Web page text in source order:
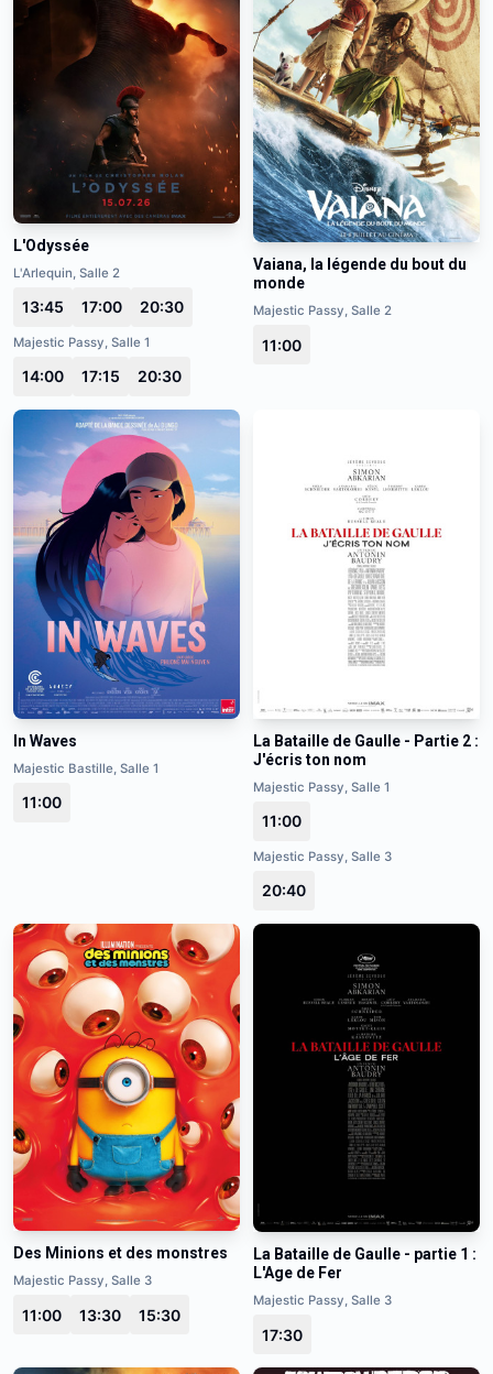
L'Odyssée
L'Arlequin, Salle 2
13:45 17:00 20:30
Majestic Passy, Salle 1
14:00 17:15 20:30
Vaiana, la légende du bout du
monde
Majestic Passy, Salle 2
11:00
In Waves
Majestic Bastille, Salle 1
11:00
La Bataille de Gaulle - Partie 2 :
J'écris ton nom
Majestic Passy, Salle 1
11:00
Majestic Passy, Salle 3
20:40
Des Minions et des monstres
Majestic Passy, Salle 3
11:00 13:30 15:30
La Bataille de Gaulle - partie 1 :
L'Age de Fer
Majestic Passy, Salle 3
17:30